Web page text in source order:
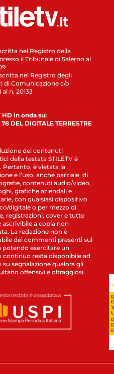
nel Registro della
il Tribunale di Salerno al
nel Registro degli
di Comunicazione c/o
al n. 20133
HD in onda su:
DEL DIGITALE TERRESTRE
dei contenuti
della testata STILETV è
Pertanto, è vietata la
e l’uso, anche parziale, di
contenuti audio/video,
grafiche aziendali e
con qualsiasi dispositivo
digitale o per mezzo di
registrazioni, cover e tutto
ascrivibile a copia non
La redazione non è
dei commenti presenti sul
potendo esercitare un
continuo resta disponibile ad
su segnalazione qualora gli
offensivi e oltraggiosi.